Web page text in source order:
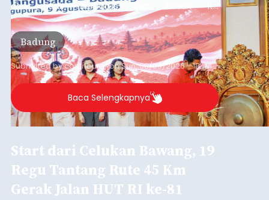
dan tidak berputus asa. Pesan itu
disampaikannya saat menghadiri Sarasehan
Pejuang Dialisis yang digelar RSD Mangusada di
Ruang Kertha Gosana, Puspem Badung, Minggu
(9/8/2026).
Badung
Submitted bycontributoronSun, 08/09/2026 - 18:44
Baca Selengkapnya
Start dari Celukan Bawang, 19
Regu Tantang Rute 45 Km
Gerak Jalan HUT RI ke-81